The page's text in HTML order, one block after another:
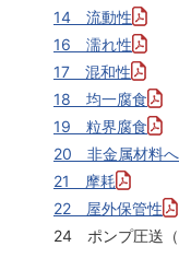
14 流動性
16 濡れ性
17 混和性
18 均一腐食
19 粒界腐食
20 非金属材料
21 摩耗
22 屋外保管性
24 ポンプ圧送（